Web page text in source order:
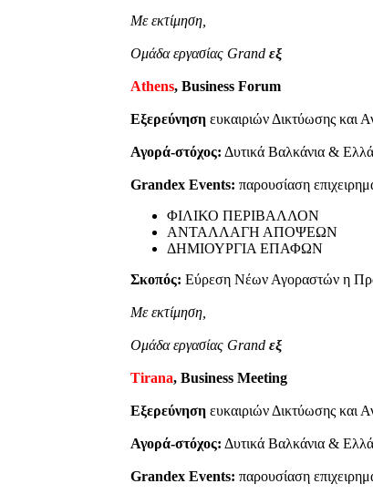
Με εκτίμηση,
Ομάδα εργασίας Grand εξ
Athens, Business Forum
Εξερεύνησηευκαιριών Δικτύωσης και
Αγορά-στόχος: Δυτικά Βαλκάνια &
Grandex Events: παρουσίαση
ΦΙΛΙΚΟ ΠΕΡΙΒΑΛΛΟΝ
ΑΝΤΑΛΛΑΓΗ ΑΠΟΨΕΩΝ
ΔΗΜΙΟΥΡΓΙΑ ΕΠΑΦΩΝ
Σκοπός: Εύρεση Νέων Αγοραστών η
Με εκτίμηση,
Ομάδα εργασίας Grand εξ
Tirana, Business Meeting
Εξερεύνησηευκαιριών Δικτύωσης και
Αγορά-στόχος: Δυτικά Βαλκάνια &
Grandex Events: παρουσίαση